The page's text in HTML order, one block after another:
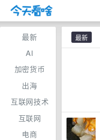
最新
AI
加密货币
出海
互联网技术
互联网
电商
最新